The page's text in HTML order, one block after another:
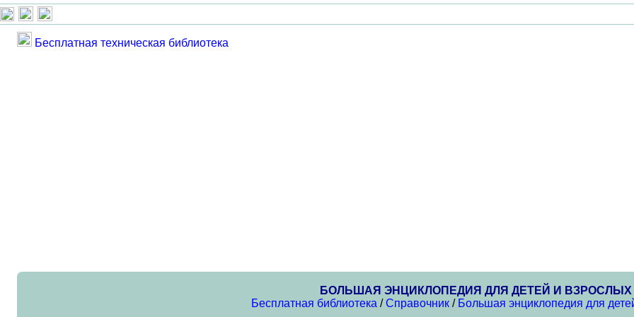
Бесплатная техническая библиотека
БОЛЬШАЯ ЭНЦИКЛОПЕДИЯ ДЛЯ ДЕТЕЙ И ВЗРОСЛЫХ
Бесплатная библиотека /Справочник / Большая энциклопедия для